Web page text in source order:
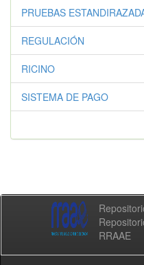
PRUEBAS
REGULACIÓN
RICINO
SISTEMA DE PAGO
RRAAE